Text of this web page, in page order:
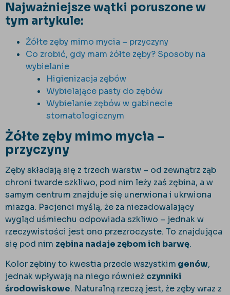
Najważniejsze wątki poruszone w
tym artykule:
Żółte zęby mimo mycia – przyczyny
Co zrobić, gdy mam żółte zęby? Sposoby na
wybielanie
Higienizacja zębów
Wybielające pasty do zębów
Wybielanie zębów w gabinecie
stomatologicznym
Żółte zęby mimo mycia –
przyczyny
Zęby składają się z trzech warstw – od zewnątrz ząb
chroni twarde szkliwo, pod nim leży zaś zębina, a w
samym centrum znajduje się unerwiona i ukrwiona
miazga. Pacjenci myślą, że za niezadowalający
wygląd uśmiechu odpowiada szkliwo – jednak w
rzeczywistości jest ono przezroczyste. To znajdująca
się pod nim zębina nadaje zębom ich barwę.
Kolor zębiny to kwestia przede wszystkim genów,
jednak wpływają na niego również czynniki
środowiskowe. Naturalną rzeczą jest, że zęby wraz z